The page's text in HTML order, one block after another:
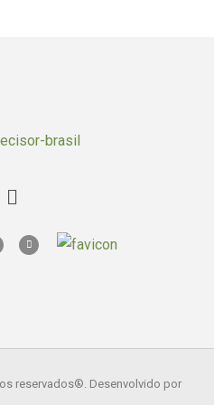
reservados®. Desenvolvido por